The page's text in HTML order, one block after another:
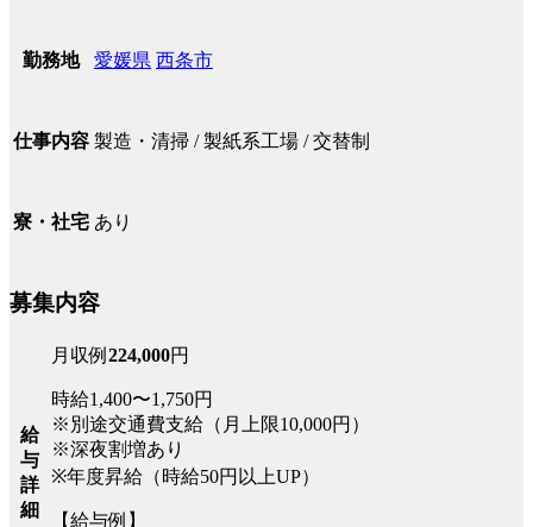
勤務地 愛媛県 西条市
仕事内容 製造・清掃 / 製紙系工場 / 交替制
寮・社宅 あり
募集内容
給
与
詳
細
月収例 224,000円
時給1,400〜1,750円
※別途交通費支給（月上限10,000円）
※深夜割増あり
※年度昇給（時給50円以上UP）
【給与例】